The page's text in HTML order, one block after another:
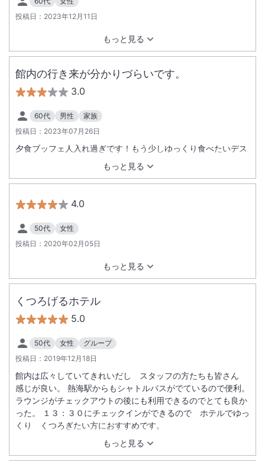
投稿日： 2023年12月11日
もっと見る
館内の行き来が分かりづらいです。
3.0
60代 男性
家族
投稿日： 2023年07月26日
もっと見る
夕食ブッフェ人入れ過ぎです！もう少しゆっくり食べたいデス
4.0
50代
女性
投稿日： 2020年02月05日
もっと見る
くつろげるホテル
5.0
50代 女性
グループ
投稿日： 2019年12月18日
もっと見る
館内は広々していてきれいだし スタッフの方たちも皆さん
感じが良い。 熱海駅からもシャトルバスがでているので便利。
ラウンジがチェックアウトの後にも利用できるのでとても良か
った。 １３：３０にチェックインができるので ホテルでゆっ
くり くつろぎたい方におすすめです。